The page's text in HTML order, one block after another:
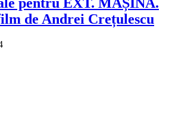
de Andrei Crețulescu